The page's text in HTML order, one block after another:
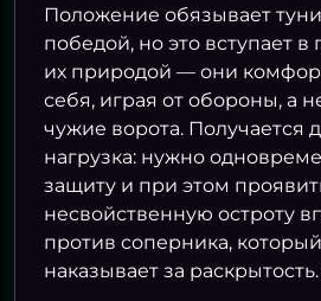
Положение обязывает
победой, но это вступает
их природой — они
себя, играя от обороны, а
чужие ворота. Получается
нагрузка: нужно
защиту и при этом
несвойственную остроту
против соперника,
наказывает за раскрытость.